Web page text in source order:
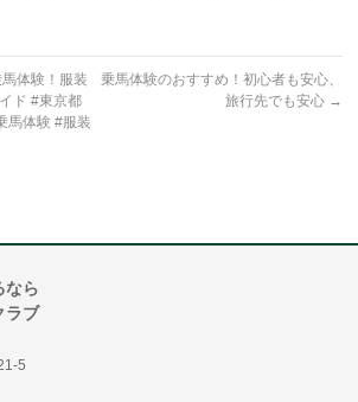
体験！服装
ド #東京都
馬体験 #服装
乗馬体験のおすすめ！初心者も安心、
旅行先でも安心 →
なら
ラブ
5